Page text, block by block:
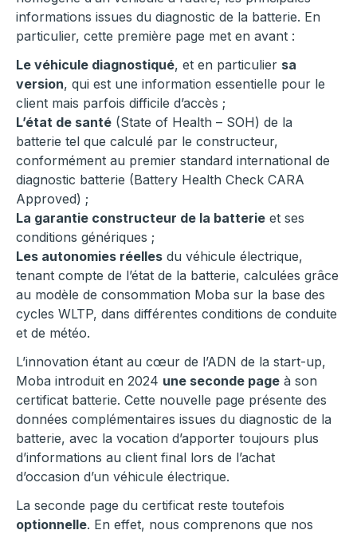
informations issues du diagnostic de la batterie. En
particulier, cette première page met en avant :
Le véhicule diagnostiqué, et en particulier sa
version, qui est une information essentielle pour le
client mais parfois difficile d’accès ;
L’état de santé (State of Health – SOH) de la
batterie tel que calculé par le constructeur,
conformément au premier standard international de
diagnostic batterie (Battery Health Check CARA
Approved) ;
La garantie constructeur de la batterie et ses
conditions génériques ;
Les autonomies réelles du véhicule électrique,
tenant compte de l’état de la batterie, calculées grâce
au modèle de consommation Moba sur la base des
cycles WLTP, dans différentes conditions de conduite
et de météo.
L’innovation étant au cœur de l’ADN de la start-up,
Moba introduit en 2024 une seconde page à son
certificat batterie. Cette nouvelle page présente des
données complémentaires issues du diagnostic de la
batterie, avec la vocation d’apporter toujours plus
d’informations au client final lors de l’achat
d’occasion d’un véhicule électrique.
La seconde page du certificat reste toutefois
optionnelle. En effet, nous comprenons que nos